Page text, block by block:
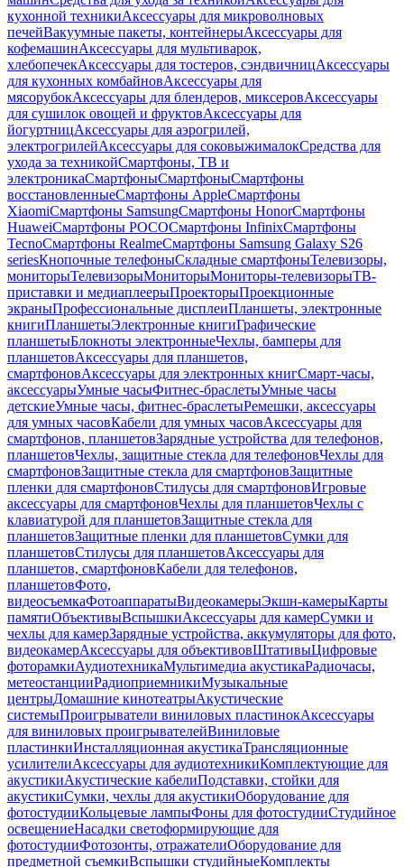
кухонной техникиАксессуары для микроволновых
печейВакуумные пакеты, контейнерыАксессуары для
кофемашинАксессуары для мультиварок,
хлебопечекАксессуары для тостеров, сэндвичницАксессуары
для кухонных комбайновАксессуары для
мясорубокАксессуары для блендеров, миксеровАксессуары
для сушилок овощей и фруктовАксессуары для
йогуртницАксессуары для аэрогрилей,
электрогрилейАксессуары для соковыжималокСредства для
ухода за техникойСмартфоны, ТВ и
электроникаСмартфоныСмартфоныСмартфоны
восстановленныеСмартфоны AppleСмартфоны
XiaomiСмартфоны SamsungСмартфоны HonorСмартфоны
HuaweiСмартфоны POCOСмартфоны InfinixСмартфоны
TecnoСмартфоны RealmeСмартфоны Samsung Galaxy S26
seriesКнопочные телефоныСкладные смартфоныТелевизоры,
мониторыТелевизорыМониторыМониторы-телевизорыТВ-
приставки и медиаплеерыПроекторыПроекционные
экраныПрофессиональные дисплеиПланшеты, электронные
книгиПланшетыЭлектронные книгиГрафические
планшетыБлокноты электронныеЧехлы, бамперы для
планшетовАксессуары для планшетов,
смартфоновАксессуары для электронных книгСмарт-часы,
аксессуарыУмные часыФитнес-браслетыУмные часы
детскиеУмные часы, фитнес-браслетыРемешки, аксессуары
для умных часовКабели для умных часовАксессуары для
смартфонов, планшетовЗарядные устройства для телефонов,
планшетовЧехлы, защитные стекла для телефоновЧехлы для
смартфоновЗащитные стекла для смартфоновЗащитные
пленки для смартфоновСтилусы для смартфоновИгровые
аксессуары для смартфоновЧехлы для планшетовЧехлы с
клавиатурой для планшетовЗащитные стекла для
планшетовЗащитные пленки для планшетовСумки для
планшетовСтилусы для планшетовАксессуары для
планшетов, смартфоновКабели для телефонов,
планшетовФото,
видеосъемкаФотоаппаратыВидеокамерыЭкшн-камерыКарты
памятиОбъективыВспышкиАксессуары для камерСумки и
чехлы для камерЗарядные устройства, аккумуляторы для фото,
видеокамерАксессуары для объективовШтативыЦифровые
фоторамкиАудиотехникаМультимедиа акустикаРадиочасы,
метеостанцииРадиоприемникиМузыкальные
центрыДомашние кинотеатрыАкустические
системыПроигрыватели виниловых пластинокАксессуары
для виниловых проигрывателейВиниловые
пластинкиИнсталляционная акустикаТрансляционные
усилителиАксессуары для аудиотехникиКомплектующие для
акустикиАкустические кабелиПодставки, стойки для
акустикиСумки, чехлы для акустикиОборудование для
фотостудииКольцевые лампыФоны для фотостудииСтудийное
освещениеНасадки светоформирующие для
фотостудииФотозонты, отражателиОборудование для
предметной съемкиВспышки студийныеКомплекты